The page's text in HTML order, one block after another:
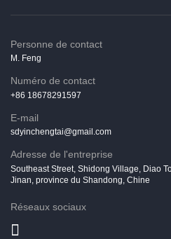
Personne de contact
M. Feng
Numéro de contact
+86 18678291597
E-mail
sdyinchengtai@gmail.com
Adresse de l'entreprise
Southeast Street, Shidong Village, Diao
Jinan, province du Shandong, Chine
Réseaux sociaux